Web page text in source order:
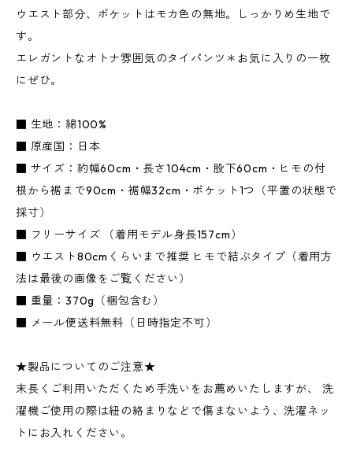
ウエスト部分、ポケットはモカ色の無地。しっかりめ生地で
す。
エレガントなオトナ雰囲気のタイパンツ＊お気に入りの一枚
にぜひ。
■ 生地：綿100%
■ 原産国：日本
■ サイズ：約幅60cm・長さ104cm・股下60cm・ヒモの付
根から裾まで90cm・裾幅32cm・ポケット1つ（平置の状態で
採寸）
■ フリーサイズ （着用モデル身長157cm）
■ ウエスト80cmくらいまで推奨 ヒモで結ぶタイプ（着用方
法は最後の画像をご覧ください）
■ 重量：370g（梱包含む）
■ メール便送料無料（日時指定不可）
★製品についてのご注意★
末長くご利用いただくため手洗いをお薦めいたしますが、 洗
濯機ご使用の際は紐の絡まりなどで傷まないよう、洗濯ネッ
トにお入れください。